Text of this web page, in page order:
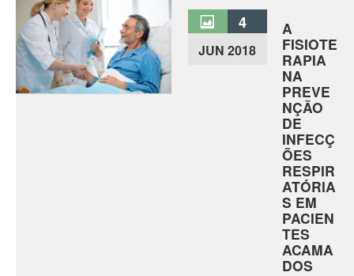
4
JUN 2018
A
FISIOTE
RAPIA
NA
PREVE
NÇÃO
DE
INFECÇ
ÕES
RESPIR
ATÓRIA
S EM
PACIEN
TES
ACAMA
DOS